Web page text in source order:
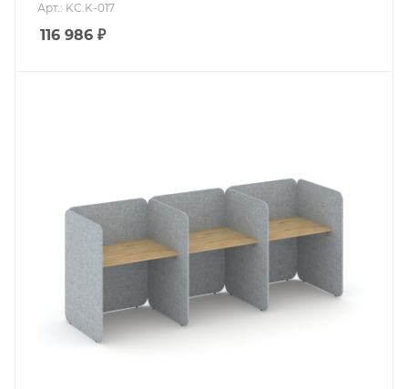
Арт.: KC.K-017
116 986 ₽